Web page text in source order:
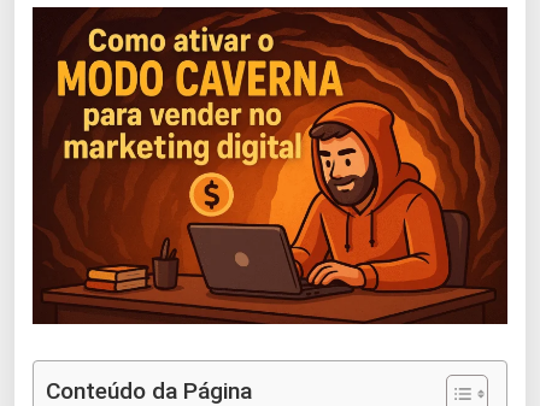
Conteúdo da Página